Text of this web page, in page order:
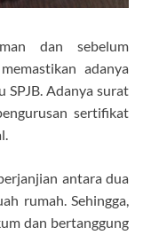
dan sebelum
adanya
SPJB. Adanya surat
sertifikat
antara dua
rumah. Sehingga,
dan bertanggung